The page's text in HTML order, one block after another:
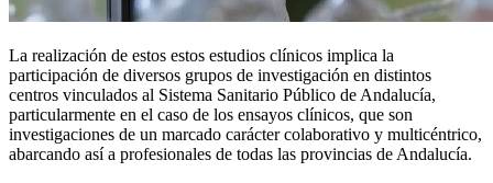
La realización de estos estos estudios clínicos implica la
participación de diversos grupos de investigación en distintos
centros vinculados al Sistema Sanitario Público de Andalucía,
particularmente en el caso de los ensayos clínicos, que son
investigaciones de un marcado carácter colaborativo y multicéntrico,
abarcando así a profesionales de todas las provincias de Andalucía.